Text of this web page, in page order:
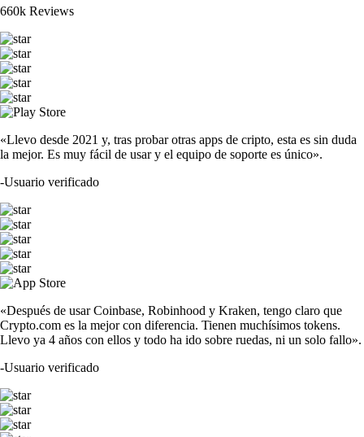
660k Reviews
«Llevo desde 2021 y, tras probar otras apps de cripto, esta es sin duda
la mejor. Es muy fácil de usar y el equipo de soporte es único».
-Usuario verificado
«Después de usar Coinbase, Robinhood y Kraken, tengo claro que
Crypto.com es la mejor con diferencia. Tienen muchísimos tokens.
Llevo ya 4 años con ellos y todo ha ido sobre ruedas, ni un solo fallo».
-Usuario verificado